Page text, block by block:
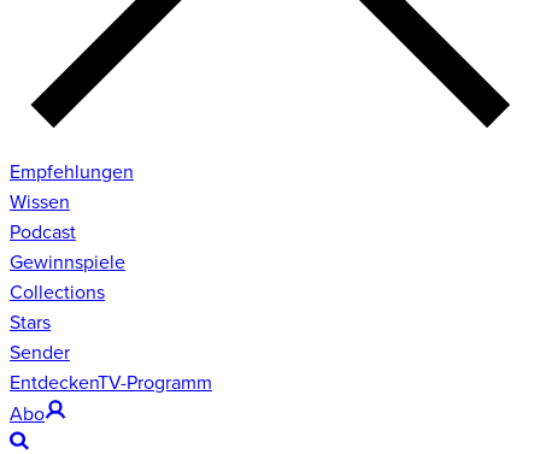
Empfehlungen
Wissen
Podcast
Gewinnspiele
Collections
Stars
Sender
EntdeckenTV-Programm
Abo